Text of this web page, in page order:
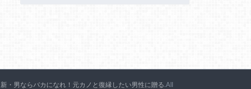
新・男ならバカになれ！元カノと復縁したい男性に贈る.All